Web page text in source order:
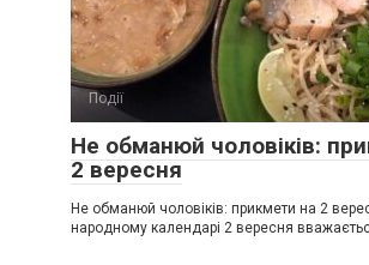
Події
Не обманюй чоловіків:
2 вересня
Не обманюй чоловіків: прикмети на 2
народному календарі 2 вересня